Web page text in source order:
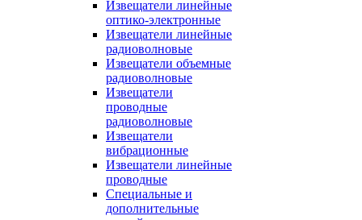
Извещатели линейные
оптико-электронные
Извещатели линейные
радиоволновые
Извещатели объемные
радиоволновые
Извещатели
проводные
радиоволновые
Извещатели
вибрационные
Извещатели линейные
проводные
Специальные и
дополнительные